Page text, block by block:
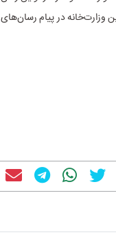
رسمی ستاد خبری این وزارت‌خانه در پیام رسان‌های